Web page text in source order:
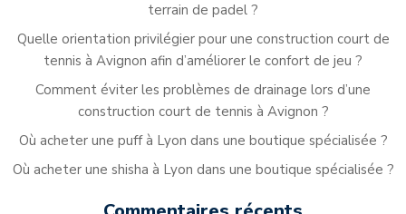
terrain de padel ?
Quelle orientation privilégier pour une construction court de
tennis à Avignon afin d’améliorer le confort de jeu ?
Comment éviter les problèmes de drainage lors d’une
construction court de tennis à Avignon ?
Où acheter une puff à Lyon dans une boutique spécialisée ?
Où acheter une shisha à Lyon dans une boutique spécialisée ?